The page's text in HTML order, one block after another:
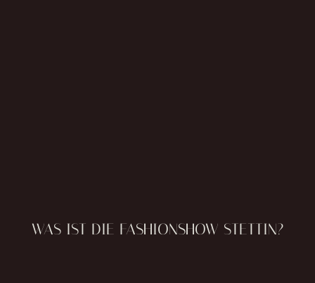
WAS IST DIE FASHIONSHOW STETTIN?